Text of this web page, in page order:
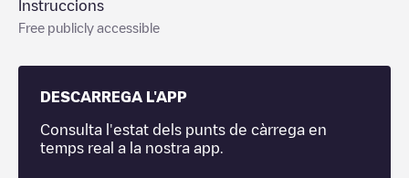
Instruccions
Free publicly accessible
DESCARREGA L'APP
Consulta l'estat dels punts de càrrega en
temps real a la nostra app.